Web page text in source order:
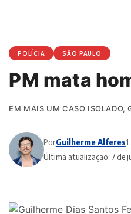
POLÍCIA SÃO PAULO
PM mata
EM MAIS UM CASO ISOLADO,
Última atualização: 7 de
PorGuilherme Alferes